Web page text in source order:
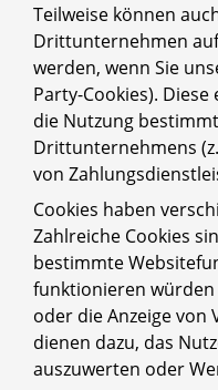
Teilweise können
Drittunternehmen
werden, wenn Sie
Party-Cookies).
die Nutzung
Drittunternehmens
von
Cookies haben
Zahlreiche Cookies
bestimmte
funktionieren würden
oder die Anzeige von
dienen dazu, das
auszuwerten oder